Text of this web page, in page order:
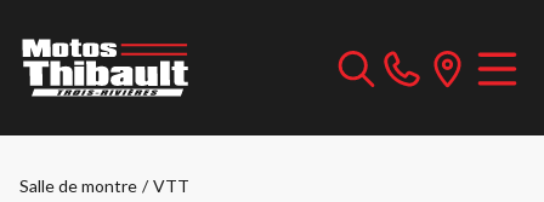
Salle de montre / VTT